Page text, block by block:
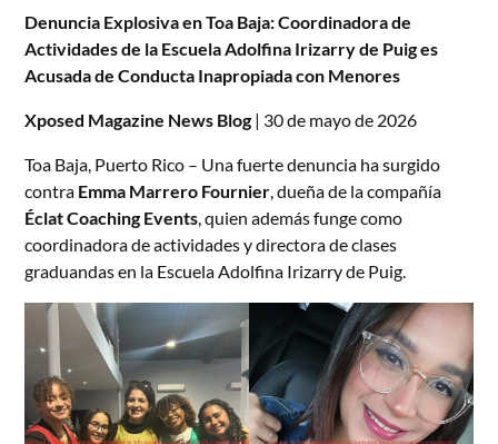
Denuncia Explosiva en Toa Baja: Coordinadora de
Actividades de la Escuela Adolfina Irizarry de Puig es
Acusada de Conducta Inapropiada con Menores
Xposed Magazine News Blog | 30 de mayo de 2026
Toa Baja, Puerto Rico – Una fuerte denuncia ha surgido
contra Emma Marrero Fournier , dueña de la compañía
Éclat Coaching Events , quien además funge como
coordinadora de actividades y directora de clases
graduandas en la Escuela Adolfina Irizarry de Puig.